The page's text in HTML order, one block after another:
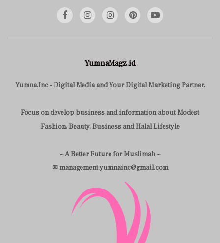
YumnaMagz.id
Yumna.Inc - Digital Media and Your Digital Marketing Partner.
Focus on develop business and information about Modest
Fashion, Beauty, Business and Halal Lifestyle
~ A Better Future for Muslimah ~
✉ management.yumnainc@gmail.com